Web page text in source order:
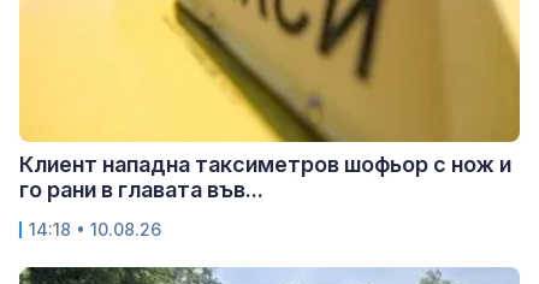
Клиент нападна таксиметров шофьор с нож и
го рани в главата във...
14:18 • 10.08.26